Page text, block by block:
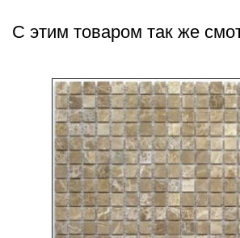
С этим товаром так же